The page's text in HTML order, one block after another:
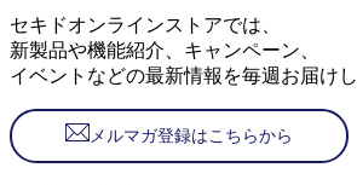
セキドオンラインストアでは、
新製品や機能紹介、キャンペーン、
イベントなどの最新情報を毎週お届けし
メルマガ登録はこちらから